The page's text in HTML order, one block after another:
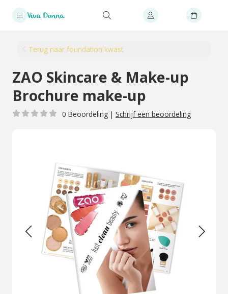
Terug naar foundation kwast
ZAO Skincare & Make-up
Brochure make-up
0 Beoordeling | Schrijf een beoordeling